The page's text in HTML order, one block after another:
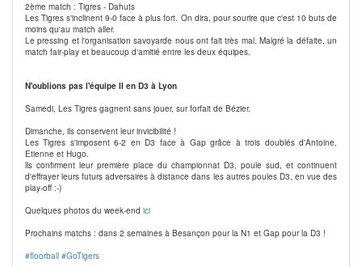
2ème match : Tigres - Dahuts
Les Tigres s'inclinent 9-0 face à plus fort. On dira, pour sourire que c'est 10 buts de
moins qu'au match aller.
Le pressing et l'organisation savoyarde nous ont fait très mal. Malgré la défaite, un
match fair-play et beaucoup d'amitié entre les deux équipes.
N'oublions pas l'équipe II en D3 à Lyon
Samedi, Les Tigres gagnent sans jouer, sur forfait de Bézier.
Dimanche, ils conservent leur invicibilité !
Les Tigres s'imposent 6-2 en D3 face à Gap grâce à trois doublés d'Antoine,
Etienne et Hugo.
lls confirment leur première place du championnat D3, poule sud, et continuent
d'effrayer leurs futurs adversaires à distance dans les autres poules D3, en vue des
play-off :-)
Quelques photos du week-end ici
Prochains matchs : dans 2 semaines à Besançon pour la N1 et Gap pour la D3 !
#floorball #GoTigers